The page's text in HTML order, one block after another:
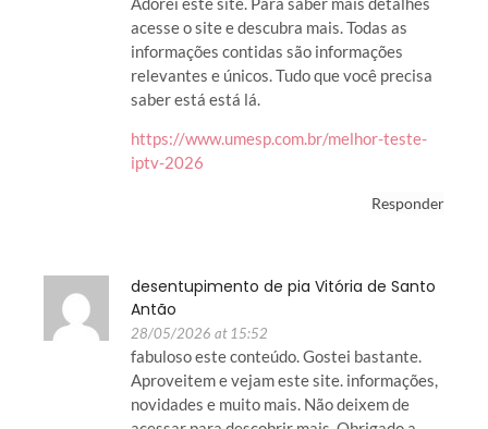
acesse o site e descubra mais. Todas as
informações contidas são informações
relevantes e únicos. Tudo que você precisa
saber está está lá.
https://www.umesp.com.br/melhor-teste-
iptv-2026
Responder
desentupimento de pia Vitória de Santo
Antão
28/05/2026 at 15:52
fabuloso este conteúdo. Gostei bastante.
Aproveitem e vejam este site. informações,
novidades e muito mais. Não deixem de